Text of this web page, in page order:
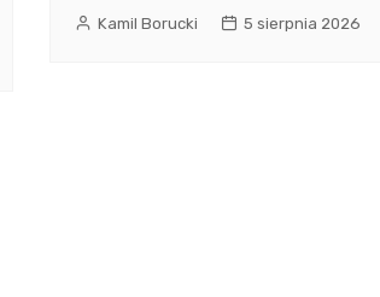
Kamil Borucki 5 sierpnia 2026